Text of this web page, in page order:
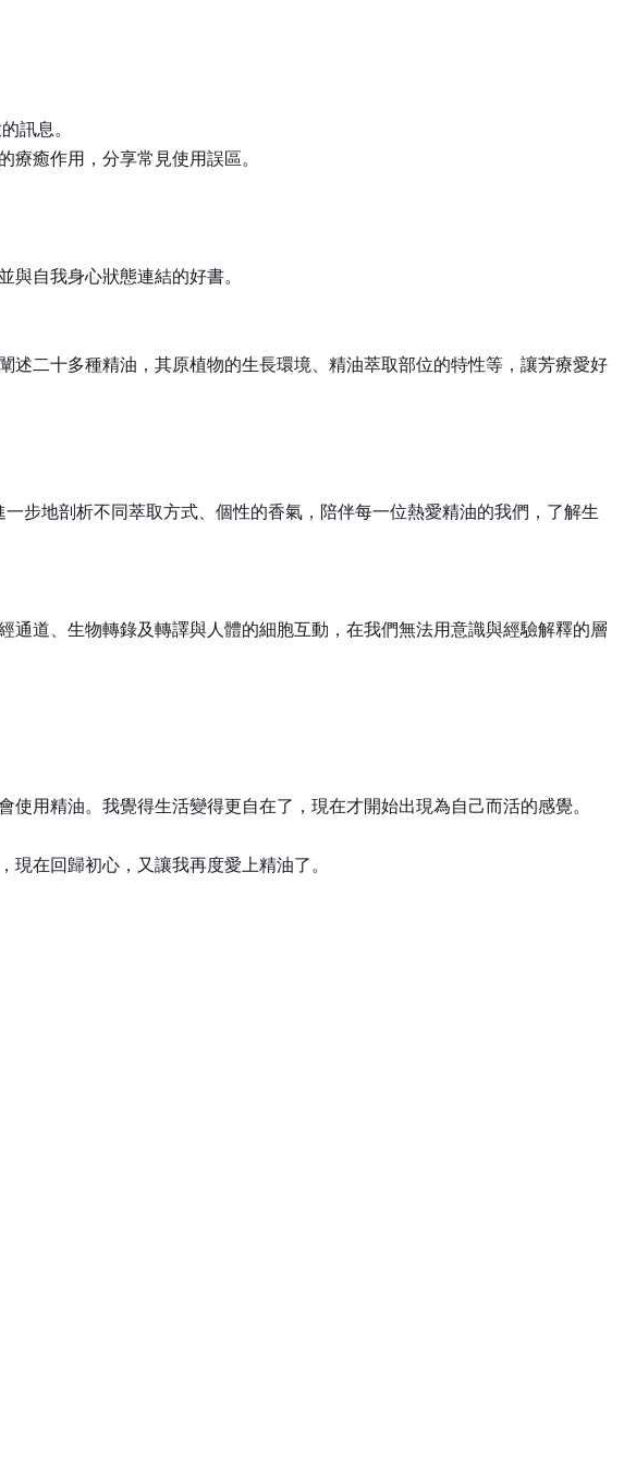
訊息。
癒作用，分享常見使用誤區。
自我身心狀態連結的好書。
二十多種精油，其原植物的生長環境、精油萃取部位的特性等，讓芳療愛好
步地剖析不同萃取方式、個性的香氣，陪伴每一位熱愛精油的我們，了解生
道、生物轉錄及轉譯與人體的細胞互動，在我們無法用意識與經驗解釋的層
用精油。我覺得生活變得更自在了，現在才開始出現為自己而活的感覺。
在回歸初心，又讓我再度愛上精油了。